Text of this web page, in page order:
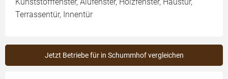
Terrassentür, Innentür
Jetzt Betriebe für in Schummhof vergleichen